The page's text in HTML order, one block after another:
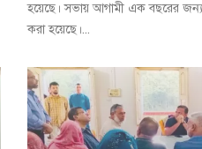
হয়েছে। সভায় আগামী এক বছরের
করা হয়েছে।...